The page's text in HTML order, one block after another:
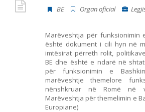
BE Organ oficial
Marëveshtja për funksionimin
është dokument i cili hyn në
imtësirat përreth rolit,
BE dhe është e ndarë në
për funksionimin e
marëveshtje themelore
nënshkruar në Romë në
Marëveshtja për themelimin e
Europiane)